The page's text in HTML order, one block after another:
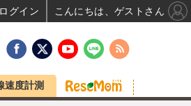
速度計測
ログイン こんにちは、ゲストさん